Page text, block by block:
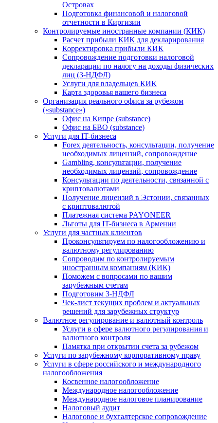
Островах
Подготовка финансовой и налоговой
отчетности в Киргизии
Контролируемые иностранные компании (КИК)
Расчет прибыли КИК для декларирования
Корректировка прибыли КИК
Сопровождение подготовки налоговой
декларации по налогу на доходы физических
лиц (3-НДФЛ)
Услуги для владельцев КИК
Карта здоровья вашего бизнеса
Организация реального офиса за рубежом
(«substance»)
Офис на Кипре (substance)
Офис на БВО (substance)
Услуги для IT-бизнеса
Forex деятельность, консультации, получение
необходимых лицензий, сопровождение
Gambling, консультации, получение
необходимых лицензий, сопровождение
Консультации по деятельности, связанной с
криптовалютами
Получение лицензий в Эстонии, связанных
с криптовалютой
Платежная система PAYONEER
Льготы для IT-бизнеса в Армении
Услуги для частных клиентов
Проконсультируем по налогообложению и
валютному регулированию
Сопроводим по контролируемым
иностранным компаниям (КИК)
Поможем с вопросами по вашим
зарубежным счетам
Подготовим 3-НДФЛ
Чек-лист текущих проблем и актуальных
решений для зарубежных структур
Валютное регулирование и валютный контроль
Услуги в сфере валютного регулирования и
валютного контроля
Памятка при открытии счета за рубежом
Услуги по зарубежному корпоративному праву
Услуги в сфере российского и международного
налогообложения
Косвенное налогообложение
Международное налогообложение
Международное налоговое планирование
Налоговый аудит
Налоговое и бухгалтерское сопровождение